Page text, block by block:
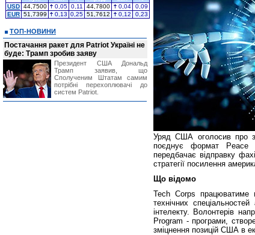
Уряд США оголосив про
поєднує формат Peace
передбачає відправку
стратегії посилення
Що відомо
Tech Corps працюватиме
технічних
інтелекту. Волонтерів
Program - програми,
зміцнення позицій США в
USD 44,7500 0,05 0,11 44,7800 0,04
0,09
EUR 51,7399 0,13 0,25 51,7612 0,12 0,23
ТОП-НОВИНИ
Постачання ракет для Patriot Україні не
буде: Трамп зробив заяву
Президент США Дональд
Трамп заявив, що
Сполученим Штатам самим
потрібні перехоплювачі до
систем Patriot.